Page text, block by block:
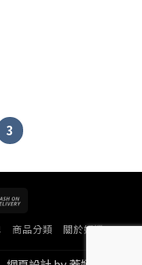
3
Delivery
商品分類 關於好蠟